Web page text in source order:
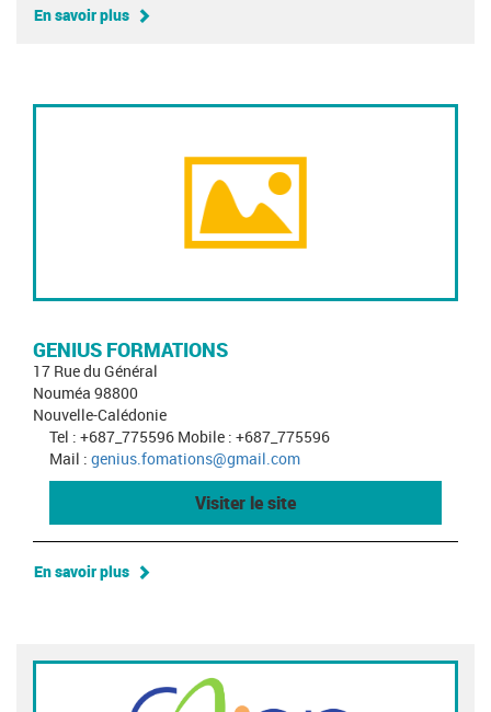
En savoir plus
GENIUS FORMATIONS
17 Rue du Général
Nouméa 98800
Nouvelle-Calédonie
Tel : +687_775596 Mobile : +687_775596
Mail : genius.fomations@gmail.com
Visiter le site
En savoir plus